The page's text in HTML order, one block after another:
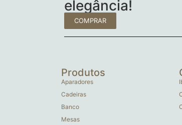
elegância!
COMPRAR
Produtos
Aparadores
Cadeiras
Banco
Mesas